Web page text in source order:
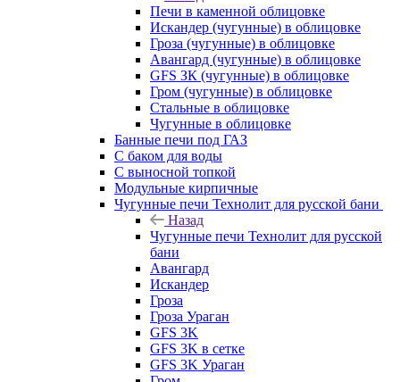
Печи в каменной облицовке
Искандер (чугунные) в облицовке
Гроза (чугунные) в облицовке
Авангард (чугунные) в облицовке
GFS ЗК (чугунные) в облицовке
Гром (чугунные) в облицовке
Стальные в облицовке
Чугунные в облицовке
Банные печи под ГАЗ
С баком для воды
С выносной топкой
Модульные кирпичные
Чугунные печи Технолит для русской бани
Назад
Чугунные печи Технолит для русской
бани
Авангард
Искандер
Гроза
Гроза Ураган
GFS 3K
GFS 3K в сетке
GFS 3K Ураган